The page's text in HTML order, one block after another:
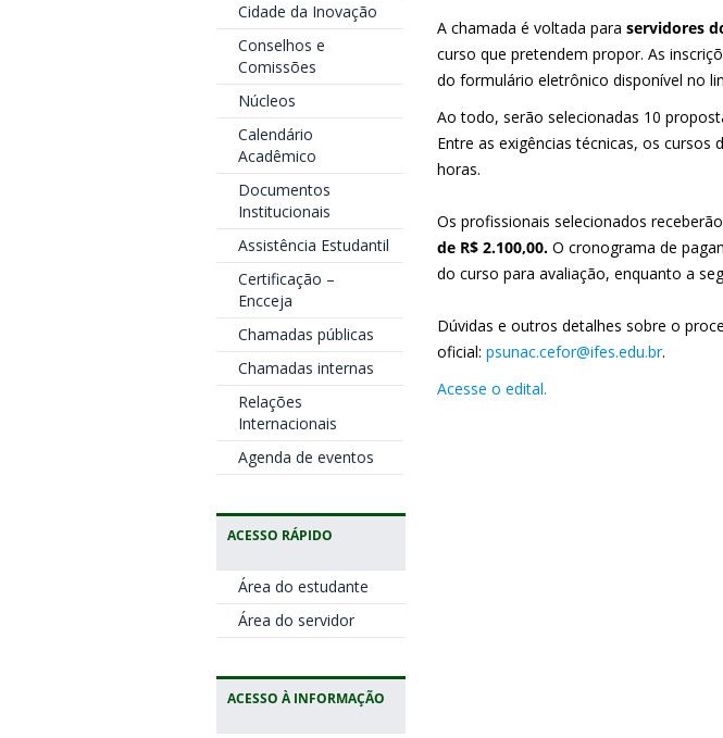
Cidade da Inovação
Conselhos e
Comissões
Núcleos
Calendário
Acadêmico
Documentos
Institucionais
Assistência Estudantil
Certificação –
Encceja
Chamadas públicas
Chamadas internas
Relações
Internacionais
Agenda de eventos
ACESSO RÁPIDO
Área do estudante
Área do servidor
ACESSO À INFORMAÇÃO
A chamada é voltada para servidores
curso que pretendem propor. As
do formulário eletrônico disponível no
Ao todo, serão selecionadas 10
Entre as exigências técnicas, os
horas.
Os profissionais selecionados
de R$ 2.100,00. O cronograma de
do curso para avaliação, enquanto a
Dúvidas e outros detalhes sobre o
oficial: psunac.cefor@ifes.edu.br.
Acesse o edital.